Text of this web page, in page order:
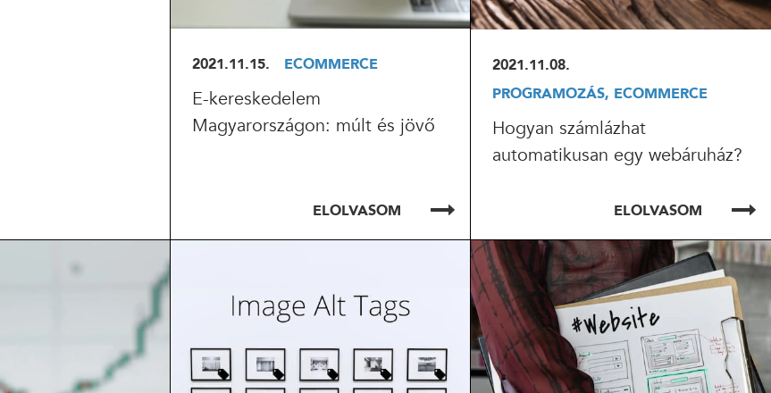
24 ÓRÁN BELÜL FELVESSZÜK VELED A KAPCSOLATOT!*
2021.11.15. ECOMMERCE
E-kereskedelem
Magyarországon: múlt és jövő
ELOLVASOM
2021.11.08.
PROGRAMOZÁS, ECOMMERCE
Hogyan számlázhat
automatikusan egy webáruház?
ELOLVASOM
ELOLVASOM ELOLVASOM